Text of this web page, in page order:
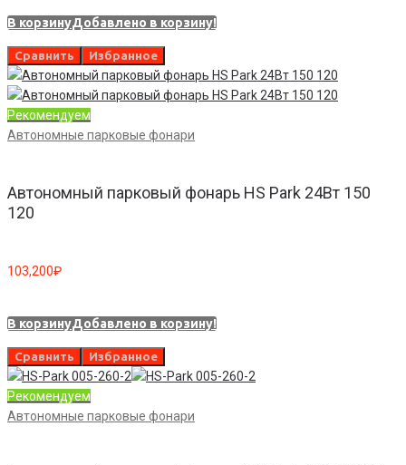
В корзинуДобавлено в корзину!
Сравнить Избранное
Рекомендуем
Автономные парковые фонари
Автономный парковый фонарь HS Park 24Вт 150
120
103,200₽
В корзинуДобавлено в корзину!
Сравнить Избранное
Рекомендуем
Автономные парковые фонари